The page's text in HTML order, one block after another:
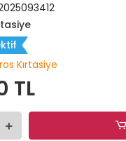
Kırtasiye
TL